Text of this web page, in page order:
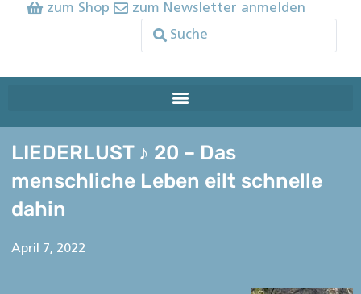
zum Shop zum Newsletter anmelden
LIEDERLUST ♪ 20 – Das
menschliche Leben eilt schnelle
dahin
April 7, 2022